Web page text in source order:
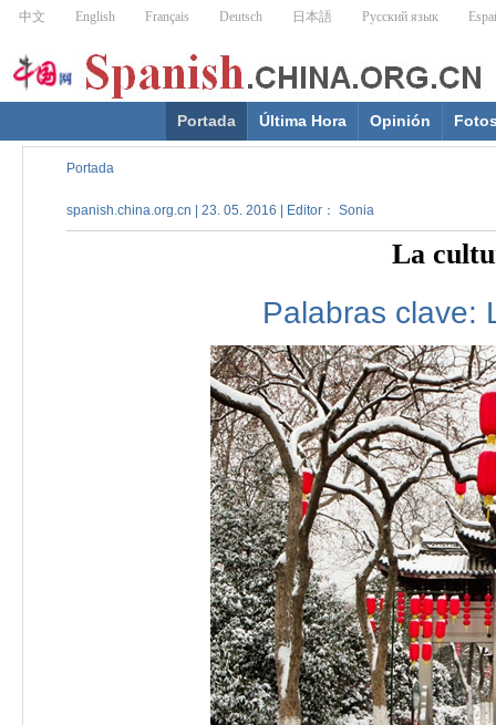
Portada Última Hora Opinión
Portada
spanish.china.org.cn | 23. 05. 2016 | Editor： Sonia
La
Palabras clave: